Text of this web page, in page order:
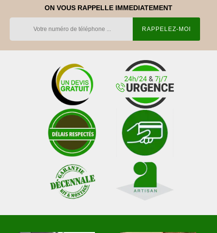
ON VOUS RAPPELLE IMMEDIATEMENT